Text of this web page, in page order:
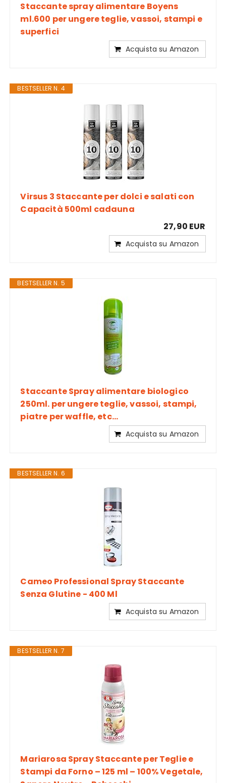
Staccante spray alimentare Boyens
ml.600 per ungere teglie, vassoi, stampi e
superfici
Acquista su Amazon
BESTSELLER N. 4
Virsus 3 Staccante per dolci e salati con
Capacità 500ml cadauna
27,90 EUR
Acquista su Amazon
BESTSELLER N. 5
Staccante Spray alimentare biologico
250ml. per ungere teglie, vassoi, stampi,
piatre per waffle, etc...
Acquista su Amazon
BESTSELLER N. 6
Cameo Professional Spray Staccante
Senza Glutine - 400 Ml
Acquista su Amazon
BESTSELLER N. 7
Mariarosa Spray Staccante per Teglie e
Stampi da Forno – 125 ml – 100% Vegetale,